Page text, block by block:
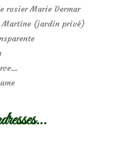
rosier Marie Dermar
Martine (jardin privé)